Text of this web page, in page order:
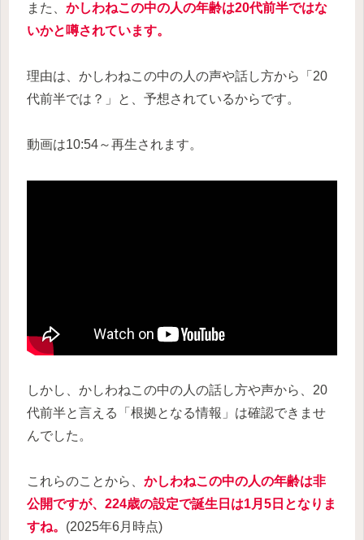
また、 かしわねこの中の人の年齢は20代前半ではな
いかと噂されています。
理由は、かしわねこの中の人の声や話し方から「20
代前半では？」と、予想されているからです。
動画は10:54～再生されます。
しかし、かしわねこの中の人の話し方や声から、20
代前半と言える「根拠となる情報」は確認できませ
んでした。
これらのことから、 かしわねこの中の人の年齢は非
公開ですが、224歳の設定で誕生日は1月5日となりま
すね。 (2025年6月時点)